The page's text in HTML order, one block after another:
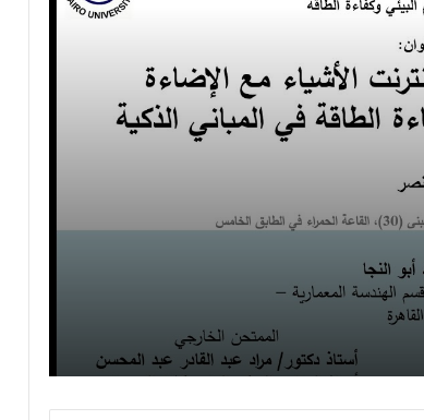
وطن من نطفة-محمود قحطان
معرض القاهرة الدولي للكتاب 2021